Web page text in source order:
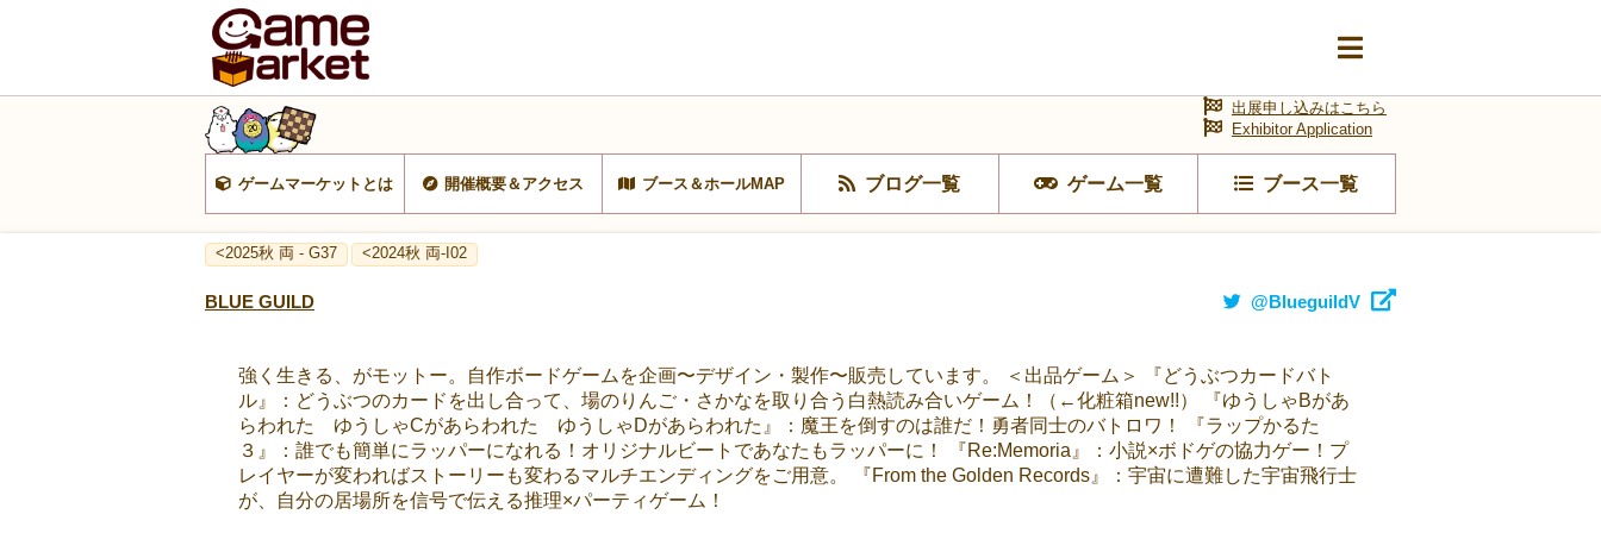
ゲームマーケットとは 開催概要＆アクセス ブース＆ホールMAP ブログ一覧 ゲーム一覧 ブース一覧
出展申し込みはこちら
Exhibitor Application
<2025秋 両 - G37 <2024秋 両-I02
BLUE GUILD @BlueguildV
強く生きる、がモットー。自作ボードゲームを企画〜デザイン・製作〜販売しています。 ＜出品ゲーム＞ 『どうぶつカードバト
ル』：どうぶつのカードを出し合って、場のりんご・さかなを取り合う白熱読み合いゲーム！（←化粧箱new!!） 『ゆうしゃBがあ
らわれた ゆうしゃCがあらわれた ゆうしゃDがあらわれた』：魔王を倒すのは誰だ！勇者同士のバトロワ！ 『ラップかるた
３』：誰でも簡単にラッパーになれる！オリジナルビートであなたもラッパーに！ 『Re:Memoria』：小説×ボドゲの協力ゲー！プ
レイヤーが変わればストーリーも変わるマルチエンディングをご用意。 『From the Golden Records』：宇宙に遭難した宇宙飛行士
が、自分の居場所を信号で伝える推理×パーティゲーム！